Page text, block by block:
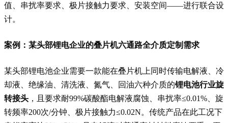
值、串扰率要求、极片接触力要求、安装空间——进行联合设
计。
案例：某头部锂电企业的叠片机六通路全介质定制需求
某头部锂电池企业需要一款能在叠片机上同时传输电解液、冷
却液、绝缘油、清洗液、氮气、回油六种介质的锂电池行业旋
转接头 ，且要求耐99%碳酸酯电解液腐蚀、串扰率≤0.01%、旋
转频率200次/分钟、极片接触力≤0.02N。传统产品在此工况下